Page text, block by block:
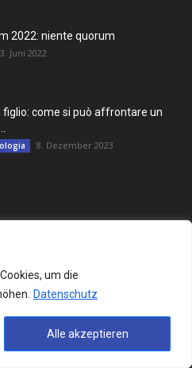
um die
Datenschutz
Alle akzeptieren
2022: niente quorum
Juni 2022
figlio: come si può affrontare un
8. Dezember 2023